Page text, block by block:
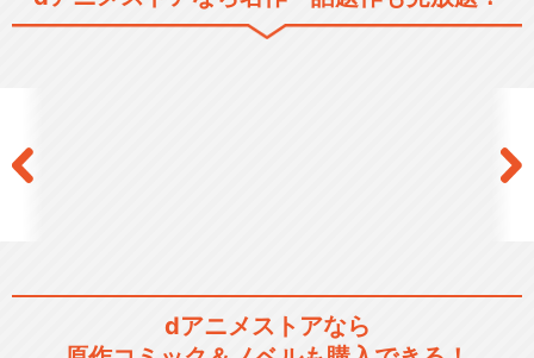
dアニメストアなら